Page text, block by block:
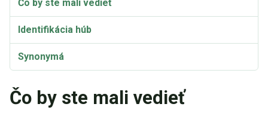
Čo by ste mali vedieť
Identifikácia húb
Synonymá
Čo by ste mali vedieť